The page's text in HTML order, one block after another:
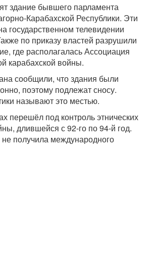
здание бывшего парламента
Карабахской Республики. Эти
государственном телевидении
по приказу властей разрушили
где располагалась Ассоциация
карабахской войны.
сообщили, что здания были
поэтому подлежат сносу.
называют это местью.
перешёл под контроль этнических
длившейся с 92-го по 94-й год.
не получила международного